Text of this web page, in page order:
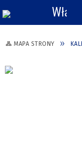
MAPA STRONY
Włącz